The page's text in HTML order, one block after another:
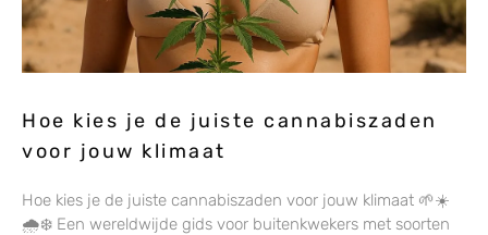
Hoe kies je de juiste cannabiszaden
voor jouw klimaat
Hoe kies je de juiste cannabiszaden voor jouw klimaat 🌱☀️
🌧️❄️ Een wereldwijde gids voor buitenkwekers met soorten